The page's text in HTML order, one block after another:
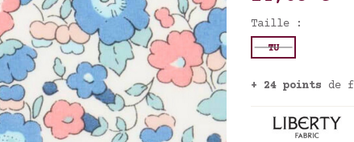
Taille :
TU
+ 24 points de